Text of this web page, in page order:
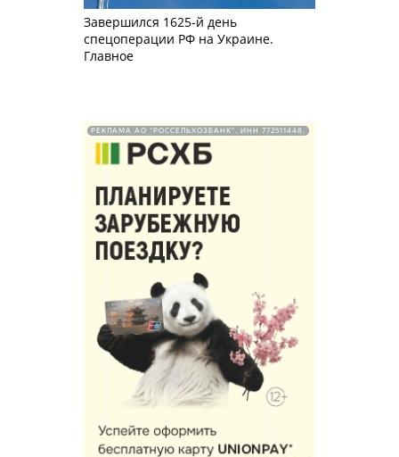
Завершился 1625-й день
спецоперации РФ на Украине.
Главное
РЕКЛАМА АО "РОССЕЛЬХОЗБАНК". ИНН 772511448.